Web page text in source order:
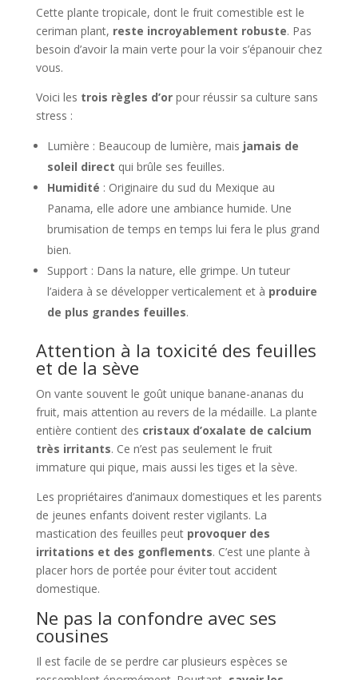
Cette plante tropicale, dont le fruit comestible est le
ceriman plant, reste incroyablement robuste. Pas
besoin d’avoir la main verte pour la voir s’épanouir chez
vous.
Voici les trois règles d’orpour réussir sa culture sans
stress :
Lumière : Beaucoup de lumière, mais jamais de
soleil direct qui brûle ses feuilles.
Humidité : Originaire du sud du Mexique au
Panama, elle adore une ambiance humide. Une
brumisation de temps en temps lui fera le plus grand
bien.
Support : Dans la nature, elle grimpe. Un tuteur
l’aidera à se développer verticalement et à produire
de plus grandes feuilles.
Attention à la toxicité des feuilles
et de la sève
On vante souvent le goût unique banane-ananas du
fruit, mais attention au revers de la médaille. La plante
entière contient des cristaux d’oxalate de calcium
très irritants. Ce n’est pas seulement le fruit
immature qui pique, mais aussi les tiges et la sève.
Les propriétaires d’animaux domestiques et les parents
de jeunes enfants doivent rester vigilants. La
mastication des feuilles peut provoquer des
irritations et des gonflements. C’est une plante à
placer hors de portée pour éviter tout accident
domestique.
Ne pas la confondre avec ses
cousines
Il est facile de se perdre car plusieurs espèces se